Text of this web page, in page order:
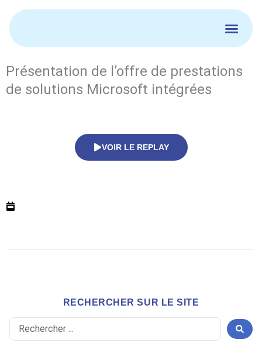
contenu
Présentation de l’offre de prestations
de solutions Microsoft intégrées
VOIR LE REPLAY
RECHERCHER SUR LE SITE
Search
...